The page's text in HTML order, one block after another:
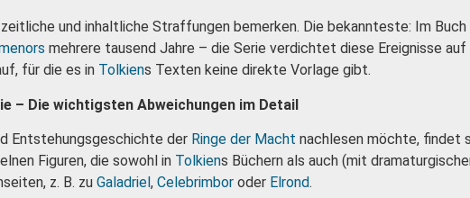
und inhaltliche Straffungen bemerken. Die bekannteste: Im
mehrere tausend Jahre – die Serie verdichtet diese Ereignisse
für die es in Tolkiens Texten keine direkte Vorlage gibt.
– Die wichtigsten Abweichungen im Detail
Entstehungsgeschichte der Ringe der Macht nachlesen möchte, findet
Figuren, die sowohl in Tolkiens Büchern als auch (mit
z. B. zu Galadriel , Celebrimbor oder Elrond.